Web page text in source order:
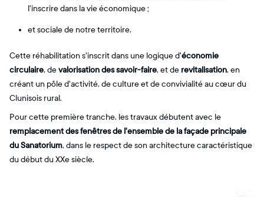
l'inscrire dans la vie économique ;
et sociale de notre territoire.
Cette réhabilitation s'inscrit dans une logique d'économie
circulaire, devalorisation des savoir-faire, et de revitalisation, en
créant un pôle d'activité, de culture et de convivialité au cœur du
Clunisois rural.
Pour cette première tranche, les travaux débutent avec le
remplacement des fenêtres de l'ensemble de la façade principale
du Sanatorium, dans le respect de son architecture caractéristique
du début du XXe siècle.